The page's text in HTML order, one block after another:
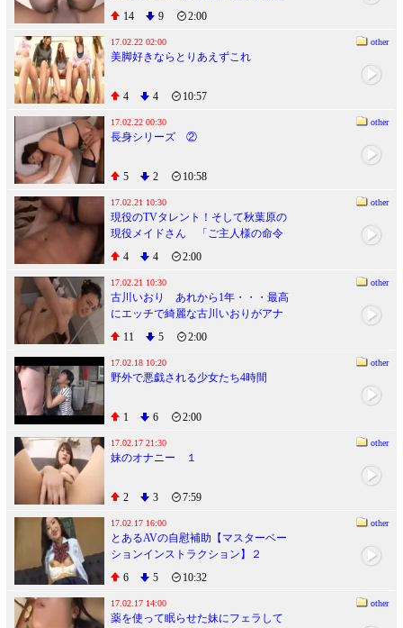
未公開デビュー前のハメ撮り流出映
像収録！
14 9 2:00
17.02.22 02:00 other
美脚好きならとりあえずこれ
4 4 10:57
17.02.22 00:30 other
長身シリーズ ②
5 2 10:58
17.02.21 10:30 other
現役のTVタレント！そして秋葉原の
現役メイドさん 「ご主人様の命令
は絶対です･･･」私はあなたの言いな
りご奉仕ど変態メイド 浅田結梨
4 4 2:00
17.02.21 10:30 other
古川いおり あれから1年・・・最高
にエッチで綺麗な古川いおりがアナ
タの姉になってラブラブ近親相姦生
11 5 2:00
17.02.18 10:20 other
野外で悪戯される少女たち4時間
1 6 2:00
17.02.17 21:30 other
妹のオナニー １
2 3 7:59
17.02.17 16:00 other
とあるAVの自慰補助【マスターベー
ションインストラクション】２
6
5 10:32
17.02.17 14:00 other
薬を使って眠らせた妹にフェラして